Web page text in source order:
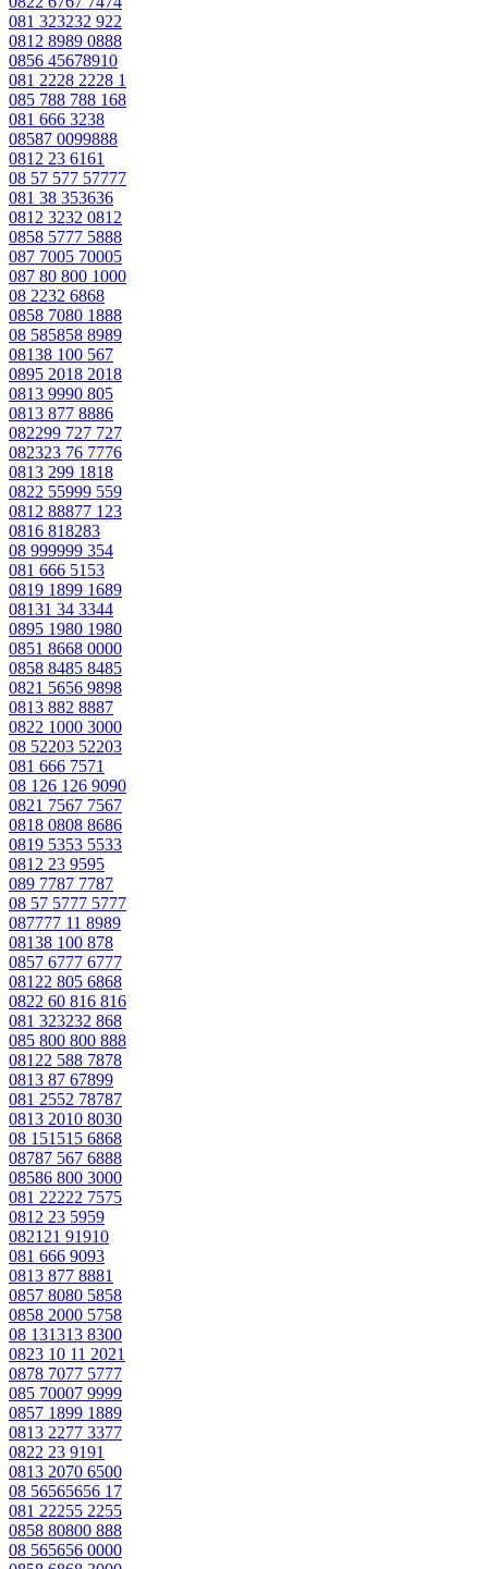
081 323232 922
0812 8989 0888
0856 45678910
081 2228 2228 1
085 788 788 168
081 666 3238
08587 0099888
0812 23 6161
08 57 577 57777
081 38 353636
0812 3232 0812
0858 5777 5888
087 7005 70005
087 80 800 1000
08 2232 6868
0858 7080 1888
08 585858 8989
08138 100 567
0895 2018 2018
0813 9990 805
0813 877 8886
082299 727 727
082323 76 7776
0813 299 1818
0822 55999 559
0812 88877 123
0816 818283
08 999999 354
081 666 5153
0819 1899 1689
08131 34 3344
0895 1980 1980
0851 8668 0000
0858 8485 8485
0821 5656 9898
0813 882 8887
0822 1000 3000
08 52203 52203
081 666 7571
08 126 126 9090
0821 7567 7567
0818 0808 8686
0819 5353 5533
0812 23 9595
089 7787 7787
08 57 5777 5777
087777 11 8989
08138 100 878
0857 6777 6777
08122 805 6868
0822 60 816 816
081 323232 868
085 800 800 888
08122 588 7878
0813 87 67899
081 2552 78787
0813 2010 8030
08 151515 6868
08787 567 6888
08586 800 3000
081 22222 7575
0812 23 5959
082121 91910
081 666 9093
0813 877 8881
0857 8080 5858
0858 2000 5758
08 131313 8300
0823 10 11 2021
0878 7077 5777
085 70007 9999
0857 1899 1889
0813 2277 3377
0822 23 9191
0813 2070 6500
08 56565656 17
081 22255 2255
0858 80800 888
08 565656 0000